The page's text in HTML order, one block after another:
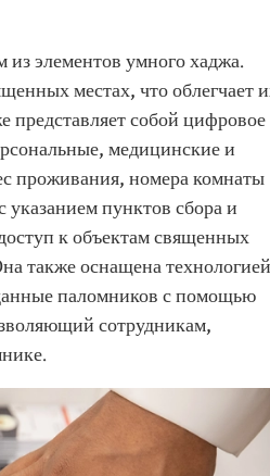
из элементов умного хаджа.
местах, что облегчает
представляет собой цифровое
медицинские и
проживания, номера комнаты
пунктов сбора и
к объектам священных
также оснащена технологией
паломников с помощью
сотрудникам,